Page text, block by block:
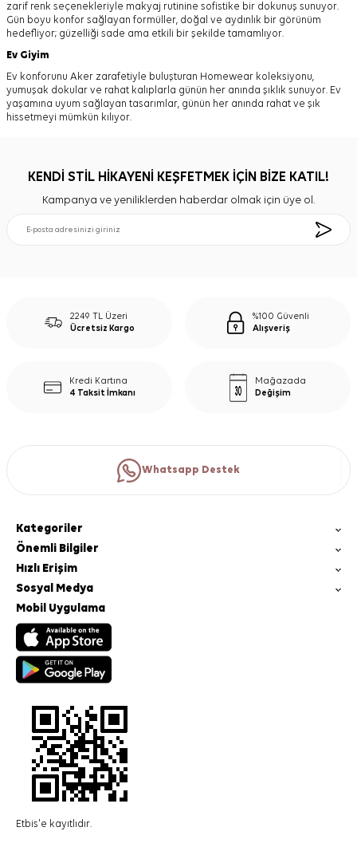
zarif renk seçenekleriyle makyaj rutinine sofistike bir dokunuş sunuyor.
Gün boyu konfor sağlayan formüller, doğal ve aydınlık bir görünüm
hedefliyor; güzelliği sade ama etkili bir şekilde tamamlıyor.
Ev Giyim
Ev konforunu Aker zarafetiyle buluşturan Homewear koleksiyonu,
yumuşak dokular ve rahat kalıplarla günün her anında şıklık sunuyor. Ev
yaşamına uyum sağlayan tasarımlar, günün her anında rahat ve şık
hissetmeyi mümkün kılıyor.
KENDİ STİL HİKAYENİ KEŞFETMEK İÇİN BİZE KATIL!
Kampanya ve yeniliklerden haberdar olmak için üye ol.
2249 TL Üzeri
Ücretsiz Kargo
%100 Güvenli
Alışveriş
Kredi Kartına
4 Taksit İmkanı
Mağazada
Değişim
Whatsapp Destek
Kategoriler
Önemli Bilgiler
Hızlı Erişim
Sosyal Medya
Mobil Uygulama
Etbis'e kayıtlıdır.